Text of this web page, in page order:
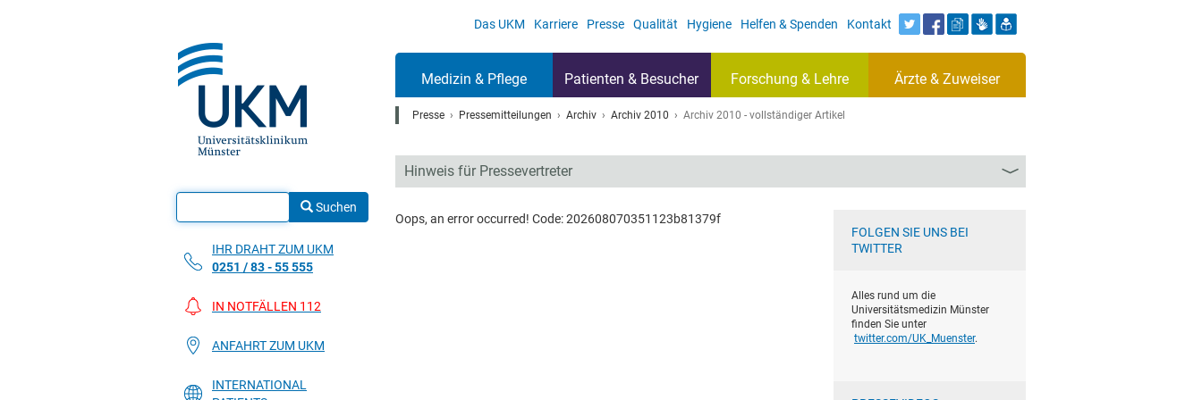
Suchen
IHR DRAHT ZUM UKM
0251 / 83 - 55 555
IN NOTFÄLLEN 112
ANFAHRT ZUM UKM
INTERNATIONAL
Das UKM Karriere Presse Qualität Hygiene Helfen & Spenden Kontakt
Medizin & Pflege Patienten & Besucher Forschung & Lehre Ärzte & Zuweiser
Presse Pressemitteilungen Archiv Archiv 2010 Archiv 2010 - vollständiger Artikel
Hinweis für Pressevertreter
Oops, an error occurred! Code: 202608070351123b81379f
FOLGEN SIE UNS BEI
TWITTER
Alles rund um die
Universitätsmedizin Münster
finden Sie unter
twitter.com/UK_Muenster.